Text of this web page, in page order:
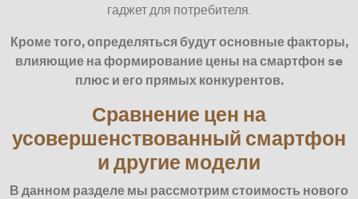
гаджет для потребителя.
Кроме того, определяться будут основные факторы,
влияющие на формирование цены на смартфон se
плюс и его прямых конкурентов.
Сравнение цен на
усовершенствованный смартфон
и другие модели
В данном разделе мы рассмотрим стоимость нового